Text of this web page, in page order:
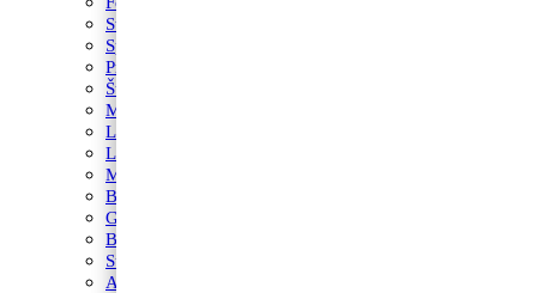
Star Wars
Spužva Bob
Princeze
Šumske životinje
Maša i Medvjed
LOL
Lilo i Stitch
My Little Pony
Betmen
Gabby’s Dollhouse
Blue’s Clues
Super Mario
Avengers